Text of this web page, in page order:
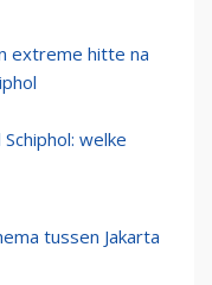
extreme hitte na
welke
tussen Jakarta